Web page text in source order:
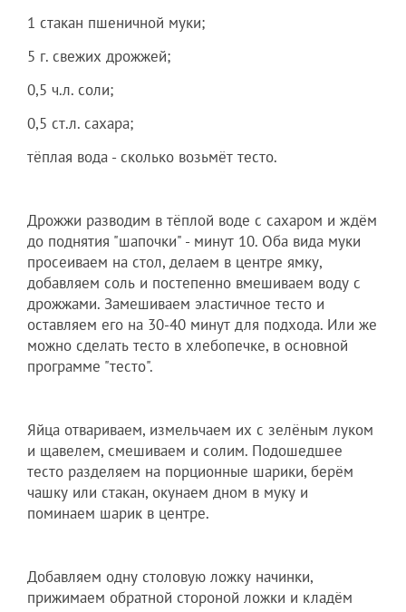
1 стакан пшеничной муки;
5 г. свежих дрожжей;
0,5 ч.л. соли;
0,5 ст.л. сахара;
тёплая вода - сколько возьмёт тесто.
Дрожжи разводим в тёплой воде с сахаром и ждём
до поднятия "шапочки" - минут 10. Оба вида муки
просеиваем на стол, делаем в центре ямку,
добавляем соль и постепенно вмешиваем воду с
дрожжами. Замешиваем эластичное тесто и
оставляем его на 30-40 минут для подхода. Или же
можно сделать тесто в хлебопечке, в основной
программе "тесто".
Яйца отвариваем, измельчаем их с зелёным луком
и щавелем, смешиваем и солим. Подошедшее
тесто разделяем на порционные шарики, берём
чашку или стакан, окунаем дном в муку и
поминаем шарик в центре.
Добавляем одну столовую ложку начинки,
прижимаем обратной стороной ложки и кладём